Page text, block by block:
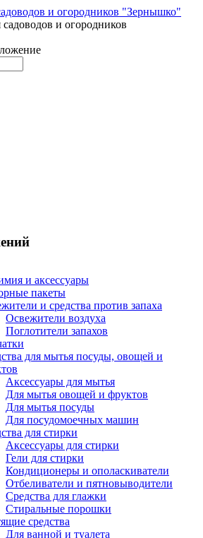
садоводов и огородников
и аксессуары
пакеты
и средства против запаха
Освежители воздуха
Поглотители запахов
для мытья посуды, овощей и
Аксессуары для мытья
Для мытья овощей и фруктов
Для мытья посуды
Для посудомоечных машин
для стирки
Аксессуары для стирки
Гели для стирки
Кондиционеры и ополаскиватели
Отбеливатели и пятновыводители
Средства для глажки
Стиральные порошки
средства
Для ванной и туалета